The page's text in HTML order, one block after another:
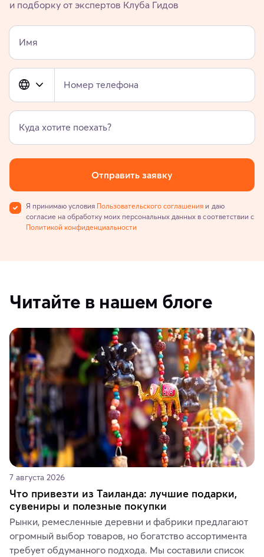
и подборку от экспертов Клуба Гидов
Имя
Номер телефона
Куда хотите поехать?
Отправить заявку
Я принимаю условия Пользовательского соглашения и даю
согласие на обработку моих персональных данных в соответствии с
Политикой конфиденциальности
Читайте в нашем блоге
7 августа 2026
Что привезти из Таиланда: лучшие подарки,
сувениры и полезные покупки
Рынки, ремесленные деревни и фабрики предлагают
огромный выбор товаров, но богатство ассортимента
требует обдуманного подхода. Мы составили список